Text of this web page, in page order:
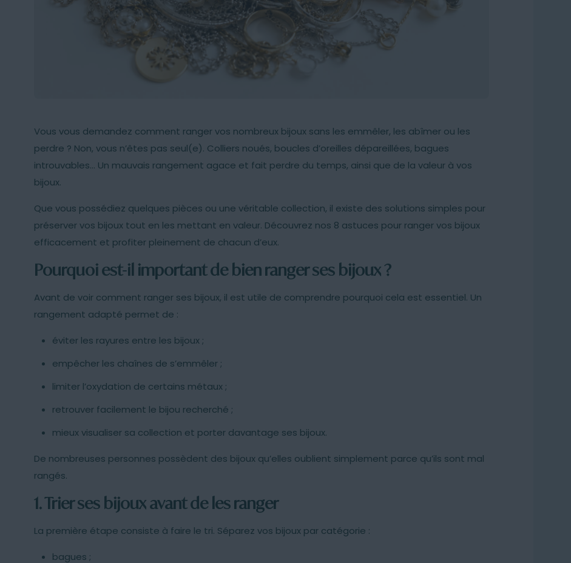
03/07/2026
Comment démêler un
collier… et ne plus jamais
03/07/2026
Boîte à bijoux classique
ou coffret connecté :
02/07/2026
Comment ranger ses
Comment entretenir
Vous vous demandez comment ranger vos nombreux bijoux sans les emmêler, les abîmer ou les
perdre ? Non, vous n’êtes pas seul(e). Colliers noués, boucles d’oreilles dépareillées, bagues
introuvables… Un mauvais rangement agace et fait perdre du temps, ainsi que de la valeur à vos
bijoux.
Que vous possédiez quelques pièces ou une véritable collection, il existe des solutions simples pour
préserver vos bijoux tout en les mettant en valeur. Découvrez nos 8 astuces pour ranger vos bijoux
efficacement et profiter pleinement de chacun d’eux.
Pourquoi est-il important de bien ranger ses bijoux ?
Avant de voir comment ranger ses bijoux, il est utile de comprendre pourquoi cela est essentiel. Un
rangement adapté permet de :
éviter les rayures entre les bijoux ;
empêcher les chaînes de s’emmêler ;
limiter l’oxydation de certains métaux ;
retrouver facilement le bijou recherché ;
mieux visualiser sa collection et porter davantage ses bijoux.
De nombreuses personnes possèdent des bijoux qu’elles oublient simplement parce qu’ils sont mal
rangés.
1. Trier ses bijoux avant de les ranger
La première étape consiste à faire le tri. Séparez vos bijoux par catégorie :
bagues ;